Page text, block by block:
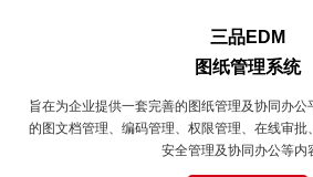
三品EDM
图纸管理系统
旨在为企业提供一套完善的图纸管理及协同办公
的图文档管理、编码管理、权限管理、在线审
安全管理及协同办公等内